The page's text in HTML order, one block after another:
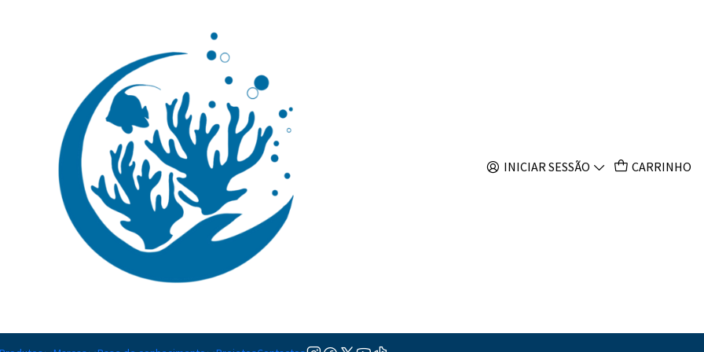
INICIAR SESSÃO CARRINHO
Zebrasoma Scopas
TAMANHO
Quantidade
Adicionar à lista de favoritos